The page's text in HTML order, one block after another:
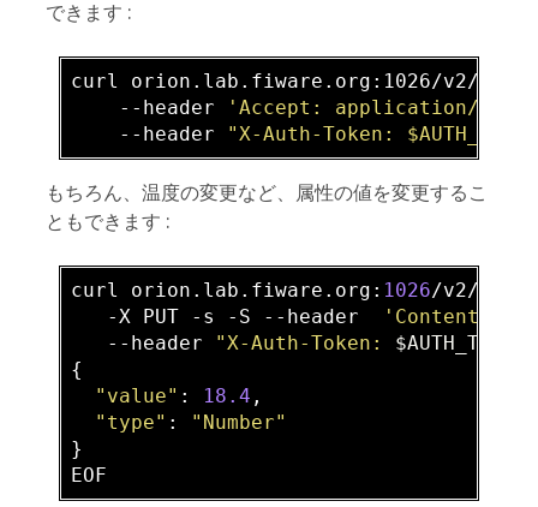
できます :
curl orion.lab.fiware.org:1026/v2/
    -
-header
'Accept: application/json'
    -
-header "X-Auth-Token:
もちろん、温度の変更など、属性の値を変更するこ
ともできます :
curl orion.lab.fiware.org: 1026/v2/
   -X PUT
-s -S --header
'Content-
   --header
"X-Auth-Token: $AUTH_TOKEN
{
"value" : 18.4 ,
"type" :
"Number"
}